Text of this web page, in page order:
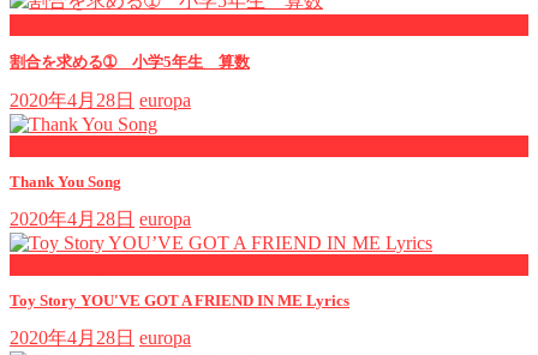
割合を求める➀ 小学5年生 算数
2020年4月28日 europa
Thank You Song
2020年4月28日 europa
Toy Story YOU'VE GOT A FRIEND IN ME Lyrics
2020年4月28日 europa